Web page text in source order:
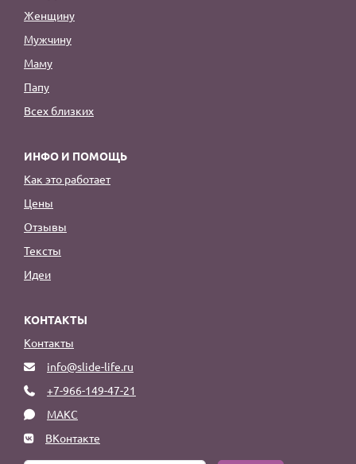
Женщину
Мужчину
Маму
Папу
Всех близких
ИНФО И ПОМОЩЬ
Как это работает
Цены
Отзывы
Тексты
Идеи
КОНТАКТЫ
Контакты
info@slide-life.ru
+7-966-149-47-21
МАКС
ВКонтакте